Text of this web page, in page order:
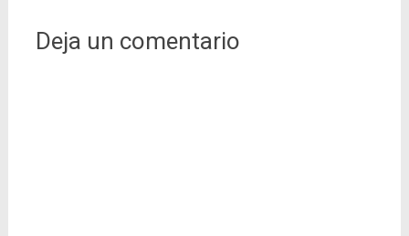
Deja un comentario